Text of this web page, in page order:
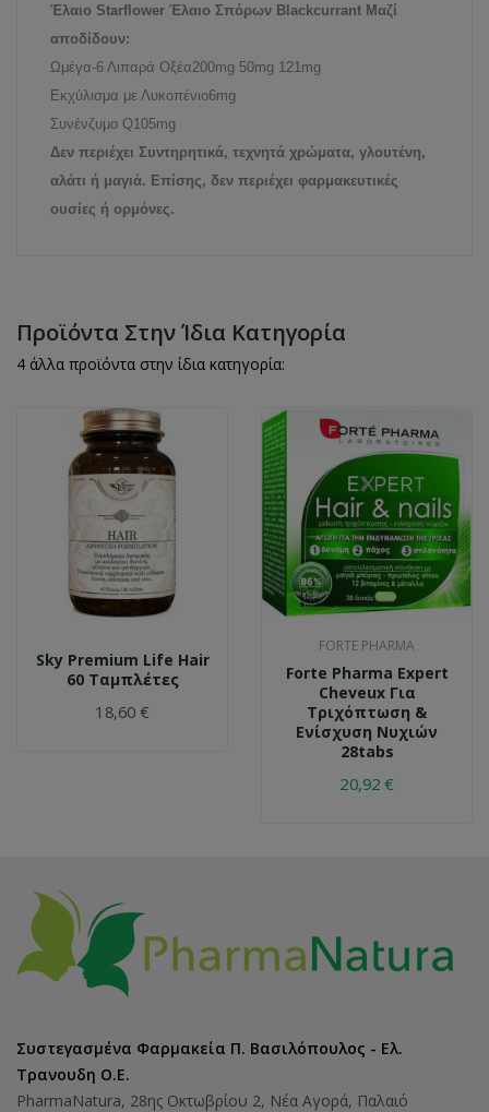
Έλαιο Starflower Έλαιο Σπόρων Blackcurrant Μαζί
αποδίδουν:
Ωμέγα-6 Λιπαρά Οξέα200mg 50mg 121mg
Εκχύλισμα με Λυκοπένιο6mg
Συνένζυμο Q105mg
Δεν περιέχει Συντηρητικά, τεχνητά χρώματα, γλουτένη,
αλάτι ή μαγιά. Επίσης, δεν περιέχει φαρμακευτικές
ουσίες ή ορμόνες.
Προϊόντα Στην Ίδια Κατηγορία
4 άλλα προϊόντα στην ίδια κατηγορία:
Sky Premium Life Hair
60 Ταμπλέτες
18,60 €
FORTE PHARMA
Forte Pharma Expert
Cheveux Για
Τριχόπτωση &
Ενίσχυση Νυχιών
28tabs
20,92 €
Συστεγασμένα Φαρμακεία Π. Βασιλόπουλος - Ελ.
Τρανουδη Ο.Ε.
PharmaNatura, 28ης Οκτωβρίου 2, Νέα Αγορά, Παλαιό